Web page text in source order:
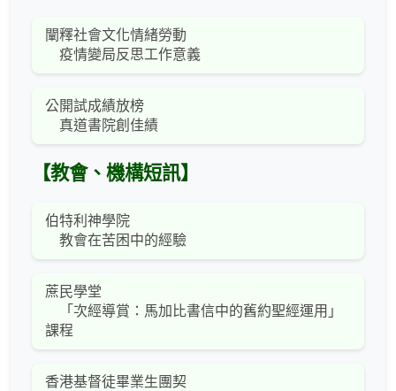
闡釋社會文化情緒勞動
疫情變局反思工作意義
公開試成績放榜
真道書院創佳績
【教會、機構短訊】
伯特利神學院
教會在苦困中的經驗
蔗民學堂
「次經導賞：馬加比書信中的舊約聖經運用」
課程
香港基督徒畢業生團契